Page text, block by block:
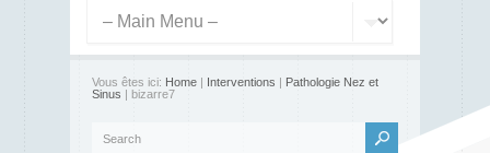
Vous êtes ici: Home | Interventions | Pathologie Nez et
Sinus | bizarre7